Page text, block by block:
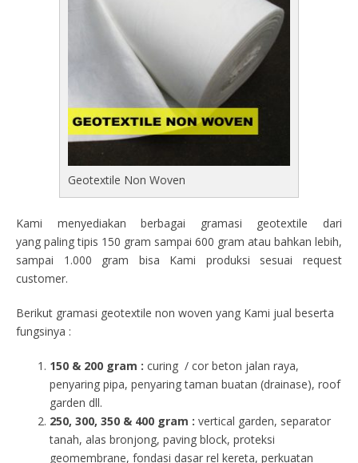
Geotextile Non Woven
Kami menyediakan berbagai gramasi geotextile dari
yang paling tipis 150 gram sampai 600 gram atau bahkan lebih,
sampai 1.000 gram bisa Kami produksi sesuai request
customer.
Berikut gramasi geotextile non woven yang Kami jual beserta
fungsinya :
150 & 200 gram : curing / cor beton jalan raya,
penyaring pipa, penyaring taman buatan (drainase), roof
garden dll.
250, 300, 350 & 400 gram : vertical garden, separator
tanah, alas bronjong, paving block, proteksi
geomembrane, fondasi dasar rel kereta, perkuatan